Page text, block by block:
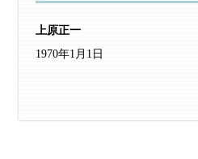
上原正一
1970年1月1日